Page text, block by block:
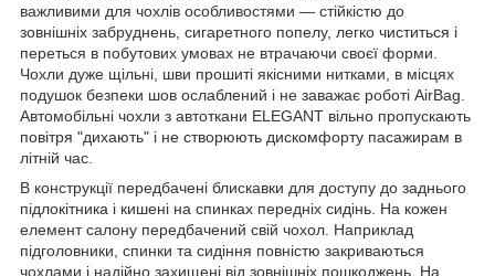
важливими для чохлів особливостями — стійкістю до
зовнішніх забруднень, сигаретного попелу, легко чиститься і
переться в побутових умовах не втрачаючи своєї форми.
Чохли дуже щільні, шви прошиті якісними нитками, в місцях
подушок безпеки шов ослаблений і не заважає роботі AirBag.
Автомобільні чохли з автоткани ELEGANT вільно пропускають
повітря "дихають" і не створюють дискомфорту пасажирам в
літній час.
В конструкції передбачені блискавки для доступу до заднього
підлокітника і кишені на спинках передніх сидінь. На кожен
елемент салону передбачений свій чохол. Наприклад
підголовники, спинки та сидіння повністю закриваються
чохлами і надійно захищені від зовнішніх пошкоджень. На